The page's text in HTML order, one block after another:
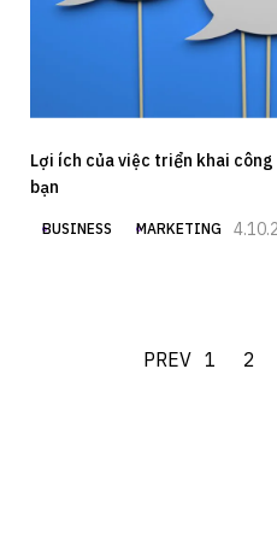
Lợi ích của việc triển khai
bạn
BUSINESS MARKETING
PREV 1 2